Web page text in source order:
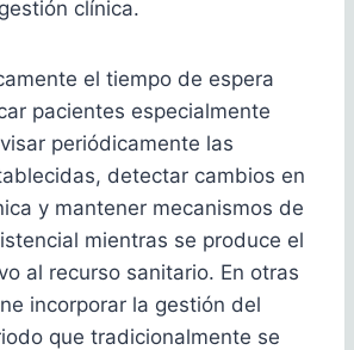
clínica.
el tiempo de espera
pacientes especialmente
periódicamente las
detectar cambios en
y mantener mecanismos de
mientras se produce el
al recurso sanitario. En otras
incorporar la gestión del
que tradicionalmente se